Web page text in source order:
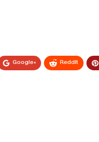
Google+ ReddIt